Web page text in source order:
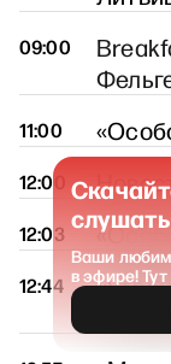
09:00
11:00
12:00
12:03
12:44
Ваши
в эфире!